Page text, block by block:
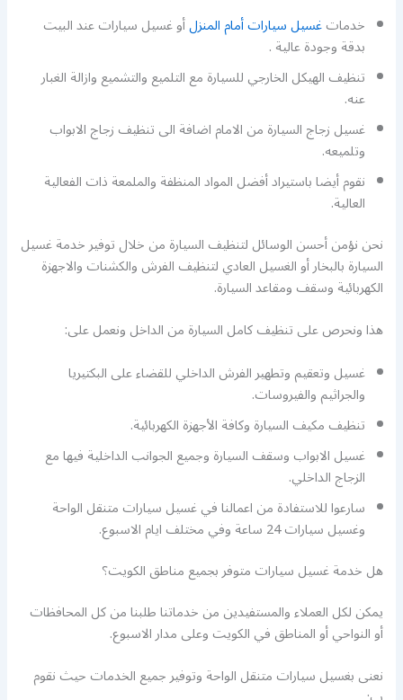
خدماتغسيل سيارات أمام المنزلأو غسيل سيارات عند البيت
بدقة وجودة عالية .
تنظيف الهيكل الخارجي للسيارة مع التلميع والتشميع وازالة الغبار
عنه.
غسيل زجاج السيارة من الامام اضافة الى تنظيف زجاج الابواب
وتلميعه.
نقوم أيضا باستيراد أفضل المواد المنظفة والملمعة ذات الفعالية
العالية.
نحن نؤمن أحسن الوسائل لتنظيف السيارة من خلال توفير خدمة غسيل
السيارة بالبخار أو الغسيل العادي لتنظيف الفرش والكشنات والاجهزة
الكهربائية وسقف ومقاعد السيارة.
هذا ونحرص على تنظيف كامل السيارة من الداخل ونعمل على:
غسيل وتعقيم وتطهير الفرش الداخلي للقضاء على البكتيريا
والجراثيم والفيروسات.
تنظيف مكيف السيارة وكافة الأجهزة الكهربائية.
غسيل الابواب وسقف السيارة وجميع الجوانب الداخلية فيها مع
الزجاج الداخلي.
سارعوا للاستفادة من اعمالنا في غسيل سيارات متنقل الواحة
وغسيل سيارات 24 ساعة وفي مختلف ايام الاسبوع.
هل خدمة غسيل سيارات متوفر بجميع مناطق الكويت؟
يمكن لكل العملاء والمستفيدين من خدماتنا طلبنا من كل المحافظات
أو النواحي أو المناطق في الكويت وعلى مدار الاسبوع.
نعنى بغسيل سيارات متنقل الواحة وتوفير جميع الخدمات حيث نقوم